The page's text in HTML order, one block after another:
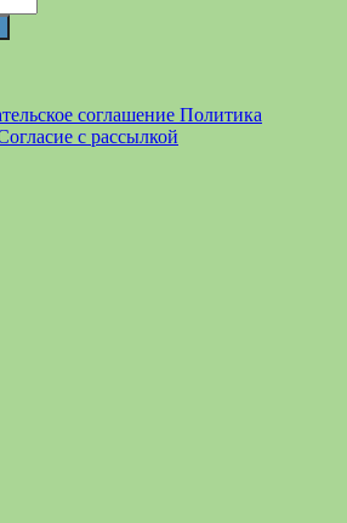
соглашение Политика
с рассылкой